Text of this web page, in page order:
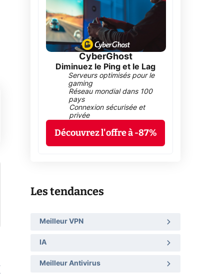
CyberGhost
Diminuez le Ping et le Lag
Serveurs optimisés pour le
gaming
Réseau mondial dans 100
pays
Connexion sécurisée et
privée
Découvrez l'offre à -87%
Les tendances
Meilleur VPN
IA
Meilleur Antivirus